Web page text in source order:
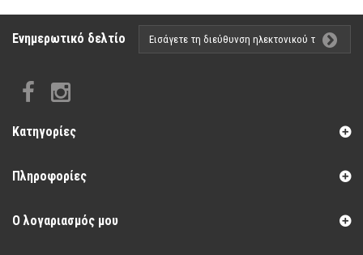
Ενημερωτικό δελτίο
Κατηγορίες
Πληροφορίες
Ο λογαριασμός μου